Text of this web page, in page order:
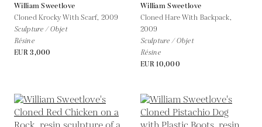
William Sweetlove
Cloned Krocky With Scarf, 2009
Sculpture / Objet
Résine
EUR 3,000
William Sweetlove
Cloned Hare With Backpack,
2009
Sculpture / Objet
Résine
EUR 10,000